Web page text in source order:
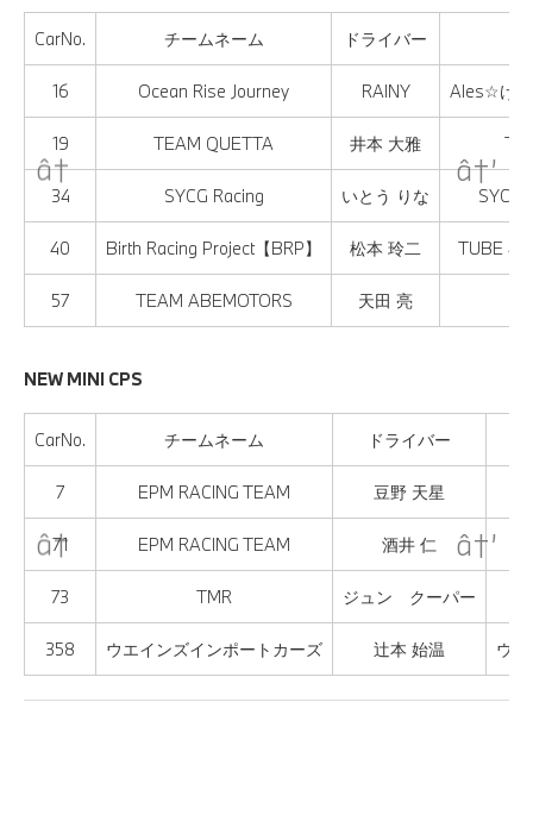
CarNo. チームネーム ドライバー
16 Ocean Rise Journey RAINY Ales☆け
19 TEAM QUETTA 井本 大雅
34 SYCG Racing いとう りな SYCG
40 Birth Racing Project【BRP】 松本 玲二 TUBE
57 TEAM ABEMOTORS 天田 亮
NEW MINI CPS
CarNo. チームネーム ドライバー
7 EPM RACING TEAM 豆野 天星
71 EPM RACING TEAM 酒井 仁
73 TMR ジュン クーパー
358 ウエインズインポートカーズ 辻本 始温 ウ